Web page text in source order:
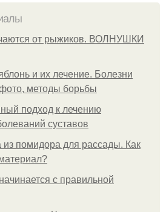
от рыжиков. ВОЛНУШКИ
и их лечение. Болезни
методы борьбы
подход к лечению
суставов
из помидора для рассады. Как
с правильной